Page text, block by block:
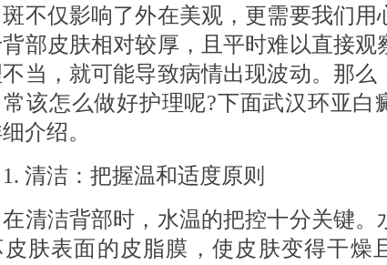
不仅影响了外在美观，更需要我们用
部皮肤相对较厚，且平时难以直接观
当，就可能导致病情出现波动。那么
常该怎么做好护理呢?下面武汉环亚白
介绍。
洁：把握温和适度原则
洁背部时，水温的把控十分关键。
肤表面的皮脂膜，使皮肤变得干燥